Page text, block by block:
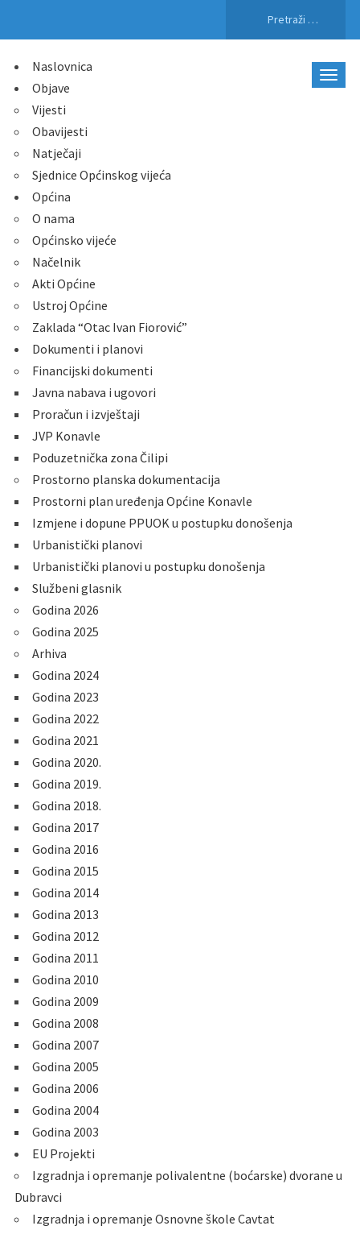
Naslovnica
Objave
Vijesti
Obavijesti
Natječaji
Sjednice Općinskog vijeća
Općina
O nama
Općinsko vijeće
Načelnik
Akti Općine
Ustroj Općine
Zaklada “Otac Ivan Fiorović”
Dokumenti i planovi
Financijski dokumenti
Javna nabava i ugovori
Proračun i izvještaji
JVP Konavle
Poduzetnička zona Čilipi
Prostorno planska dokumentacija
Prostorni plan uređenja Općine Konavle
Izmjene i dopune PPUOK u postupku donošenja
Urbanistički planovi
Urbanistički planovi u postupku donošenja
Službeni glasnik
Godina 2026
Godina 2025
Arhiva
Godina 2024
Godina 2023
Godina 2022
Godina 2021
Godina 2020.
Godina 2019.
Godina 2018.
Godina 2017
Godina 2016
Godina 2015
Godina 2014
Godina 2013
Godina 2012
Godina 2011
Godina 2010
Godina 2009
Godina 2008
Godina 2007
Godina 2005
Godina 2006
Godina 2004
Godina 2003
EU Projekti
Izgradnja i opremanje polivalentne (boćarske) dvorane u
Dubravci
Izgradnja i opremanje Osnovne škole Cavtat